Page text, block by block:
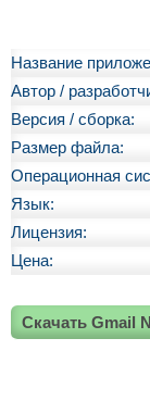
Название
Автор /
Версия / сборка:
Размер файла:
Операционная
Язык:
Лицензия:
Цена:
Скачать Gmail